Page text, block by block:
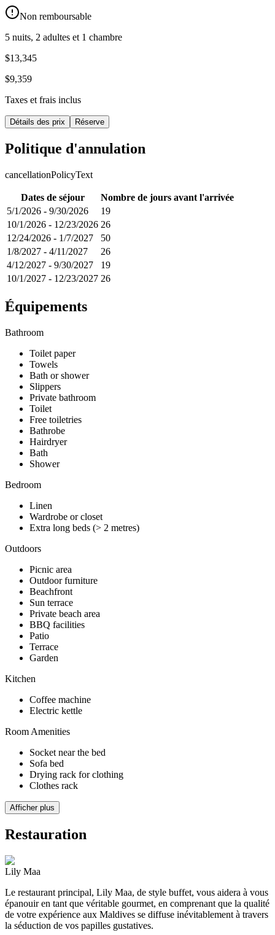
Non remboursable
5 nuits, 2 adultes et 1 chambre
$13,345
$9,359
Taxes et frais inclus
Détails des prix Réserve
Politique d'annulation
cancellationPolicyText
Dates de séjour
Nombre de jours avant l'arrivée
5/1/2026 - 9/30/2026
19
10/1/2026 - 12/23/2026 26
12/24/2026 - 1/7/2027
50
1/8/2027 - 4/11/2027
26
4/12/2027 - 9/30/2027
19
10/1/2027 - 12/23/2027 26
Équipements
Bathroom
Toilet paper
Towels
Bath or shower
Slippers
Private bathroom
Toilet
Free toiletries
Bathrobe
Hairdryer
Bath
Shower
Bedroom
Linen
Wardrobe or closet
Extra long beds (> 2 metres)
Outdoors
Picnic area
Outdoor furniture
Beachfront
Sun terrace
Private beach area
BBQ facilities
Patio
Terrace
Garden
Kitchen
Coffee machine
Electric kettle
Room Amenities
Socket near the bed
Sofa bed
Drying rack for clothing
Clothes rack
Afficher plus
Restauration
Lily Maa
Le restaurant principal, Lily Maa, de style buffet, vous aidera à vous
épanouir en tant que véritable gourmet, en comprenant que la qualité
de votre expérience aux Maldives se diffuse inévitablement à travers
la séduction de vos papilles gustatives.